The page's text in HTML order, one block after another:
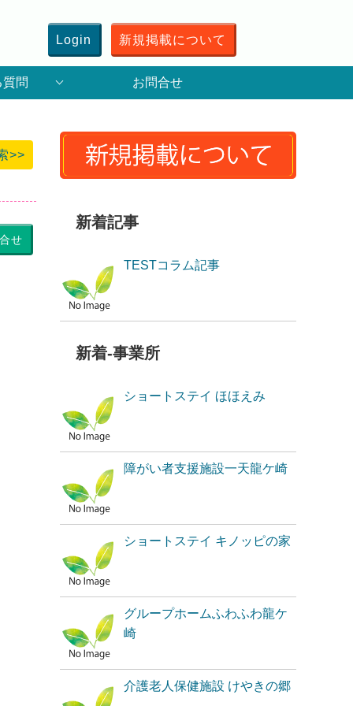
Login 新規掲載について
問 お問合せ
>>
せ
新着記事
TESTコラム記事
新着-事業所
ショートステイ ほほえみ
障がい者支援施設一天龍ケ崎
ショートステイ キノッピの家
グループホームふわふわ龍ケ
崎
介護老人保健施設 けやきの郷